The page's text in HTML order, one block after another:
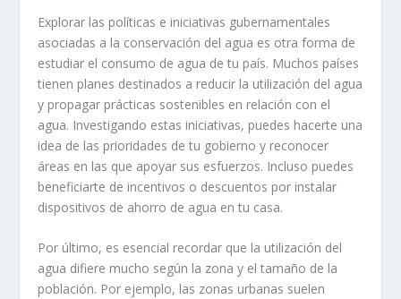
Explorar las políticas e iniciativas gubernamentales
asociadas a la conservación del agua es otra forma de
estudiar el consumo de agua de tu país. Muchos países
tienen planes destinados a reducir la utilización del agua
y propagar prácticas sostenibles en relación con el
agua. Investigando estas iniciativas, puedes hacerte una
idea de las prioridades de tu gobierno y reconocer
áreas en las que apoyar sus esfuerzos. Incluso puedes
beneficiarte de incentivos o descuentos por instalar
dispositivos de ahorro de agua en tu casa.
Por último, es esencial recordar que la utilización del
agua difiere mucho según la zona y el tamaño de la
población. Por ejemplo, las zonas urbanas suelen